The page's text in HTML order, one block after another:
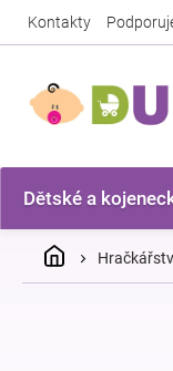
Kontakty
Dětské a
Domů